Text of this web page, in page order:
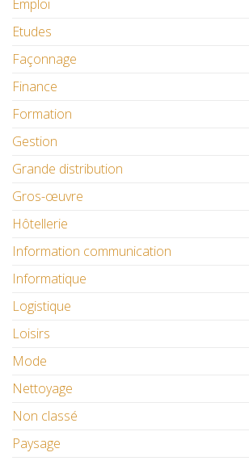
Emploi
Etudes
Façonnage
Finance
Formation
Gestion
Grande distribution
Gros-œuvre
Hôtellerie
Information communication
Informatique
Logistique
Loisirs
Mode
Nettoyage
Non classé
Paysage